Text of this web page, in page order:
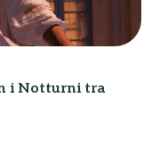
i Notturni tra